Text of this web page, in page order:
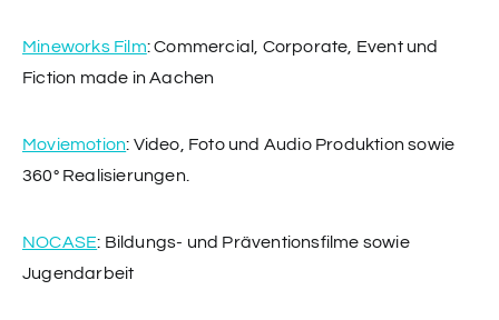
Mineworks Film: Commercial, Corporate, Event und
Fiction made in Aachen
Moviemotion: Video, Foto und Audio Produktion sowie
360° Realisierungen.
NOCASE: Bildungs- und Präventionsfilme sowie
Jugendarbeit